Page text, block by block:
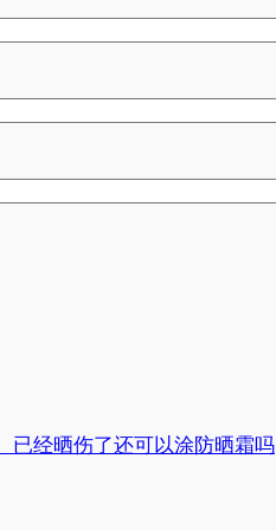
已经晒伤了还可以涂防晒霜吗